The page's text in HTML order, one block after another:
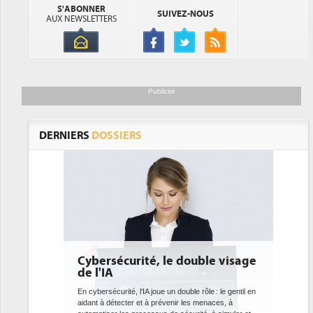
S'ABONNER
AUX NEWSLETTERS
SUIVEZ-NOUS
Publicité
DERNIERS DOSSIERS
visage
rôle : le gentil en
DEE: l'efficacité énergétique
bientôt une obligation pour les
datacenters
Des datacenters plus durables et plus efficaces, c'est